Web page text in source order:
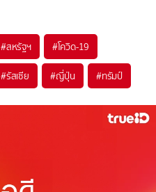
#สหรัฐฯ #โควิด-19
#รัสเซีย #ญี่ปุ่น #ทรัมป์